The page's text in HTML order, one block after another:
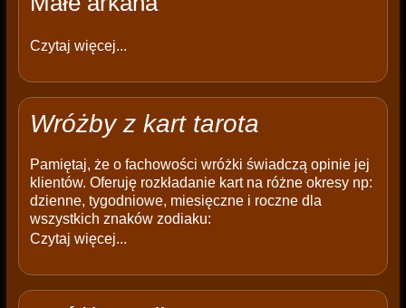
Czytaj więcej...
Wróżby z kart tarota
Pamiętaj, że o fachowości wróżki świadczą opinie jej
klientów. Oferuję rozkładanie kart na różne okresy np:
dzienne, tygodniowe, miesięczne i roczne dla
wszystkich znaków zodiaku:
Czytaj więcej...